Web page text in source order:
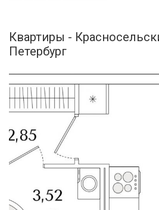
Квартиры -
Петербург